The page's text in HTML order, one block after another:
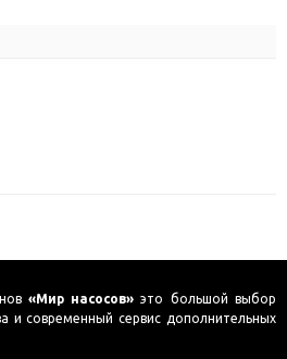
«Мир насосов» это большой выбор
и современный сервис дополнительных